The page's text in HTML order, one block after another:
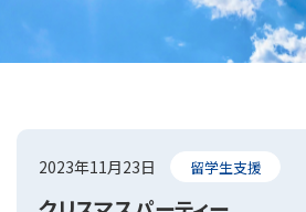
2023年11月23日 留学生支援